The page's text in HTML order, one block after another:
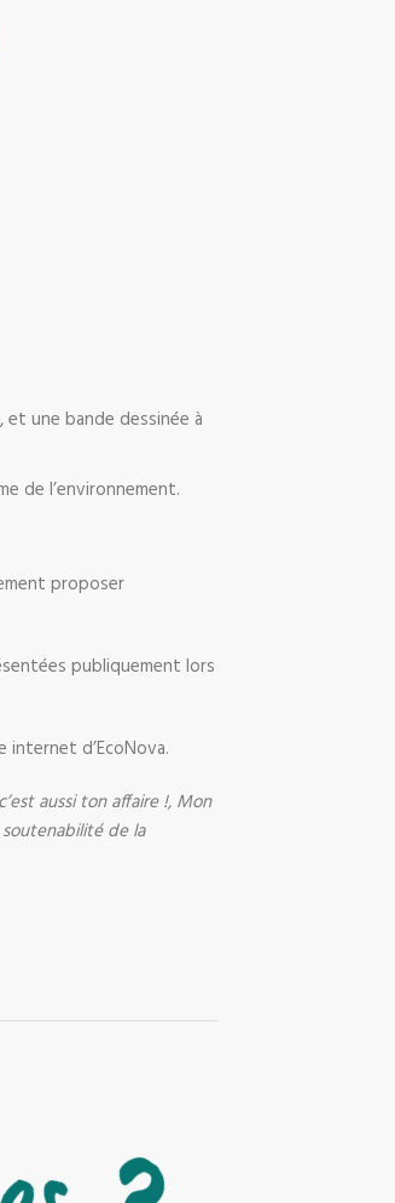
une bande dessinée à
de l’environnement.
proposer
publiquement lors
d’EcoNova.
aussi ton affaire !, Mon
de la